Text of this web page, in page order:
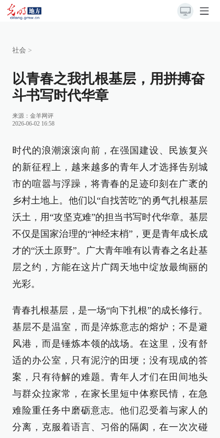
社会 >
以青春之我扎根基层，用拼搏奋
斗书写时代华章
来源： 金羊网评
2026-06-02 16:58
时代的浪潮滚滚向前，在强国建设、民族复兴
的新征程上，越来越多的青年人才选择告别城
市的喧嚣与浮躁，将青春的足迹印刻在广袤的
乡村土地上。他们以“自找苦吃”的勇气扎根基层
沃土，用“攻坚克难”的担当书写时代华章。基层
不仅是国家治理的“神经末梢”，更是青年成长成
才的“沃土原野”。广大青年唯有以青春之名赴基
层之约，方能在这片广阔天地中绽放最绚丽的
光彩。
青春扎根基层，是一场“向下扎根”的成长修行。
基层不是温室，而是淬炼意志的熔炉；不是避
风港，而是锤炼本领的战场。在这里，没有舒
适的办公室，只有泥泞的田埂；没有现成的答
案，只有待解的难题。青年人才们在田间地头
与群众拉家常，在家长里短中体察民情，在急
难险重任务中磨砺意志。他们忍受着与家人的
分离，克服着语言、习俗的隔阂，在一次次碰